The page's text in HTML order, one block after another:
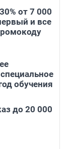
от 7 000
и все
обучения
до 20 000